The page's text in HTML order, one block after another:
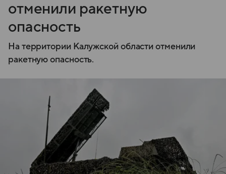
отменили ракетную
опасность
На территории Калужской области отменили
ракетную опасность.